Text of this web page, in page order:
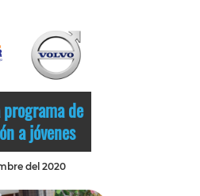
de
a jóvenes
del 2020